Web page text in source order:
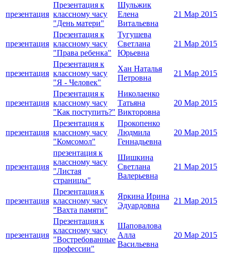
презентация
Презентация к
классному часу
"День матери"
Шульжик
Елена
Витальевна
21 Мар 2015
презентация
Презентация к
классному часу
"Права ребенка"
Тугушева
Светлана
Юрьевна
21 Мар 2015
презентация
Презентация к
классному часу
"Я - Человек"
Хан Наталья
Петровна
21 Мар 2015
презентация
Презентация к
классному часу
"Как поступить?"
Николаенко
Татьяна
Викторовна
20 Мар 2015
презентация
Презентация к
классному часу
"Комсомол"
Прокопенко
Людмила
Геннадьевна
20 Мар 2015
презентация
презентация к
классному часу
"Листая
страницы"
Шишкина
Светлана
Валерьевна
21 Мар 2015
презентация
Презентация к
классному часу
"Вахта памяти"
Яркина Ирина
Эдуардовна
21 Мар 2015
презентация
Презентация к
классному часу
"Востребованные
профессии"
Шаповалова
Алла
Васильевна
20 Мар 2015